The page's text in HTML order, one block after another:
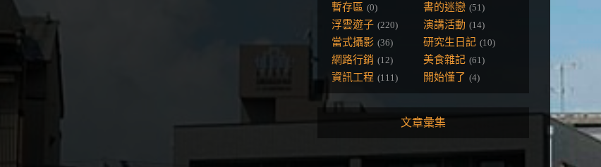
暫存區 (0) 書的迷戀 (51)
浮雲遊子 (220) 演講活動 (14)
當式攝影 (36) 研究生日記 (10)
網路行銷 (12) 美食雜記 (61)
資訊工程 (111) 開始懂了 (4)
文章彙集